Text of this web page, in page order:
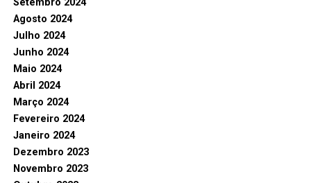
Setembro 2024
Agosto 2024
Julho 2024
Junho 2024
Maio 2024
Abril 2024
Março 2024
Fevereiro 2024
Janeiro 2024
Dezembro 2023
Novembro 2023